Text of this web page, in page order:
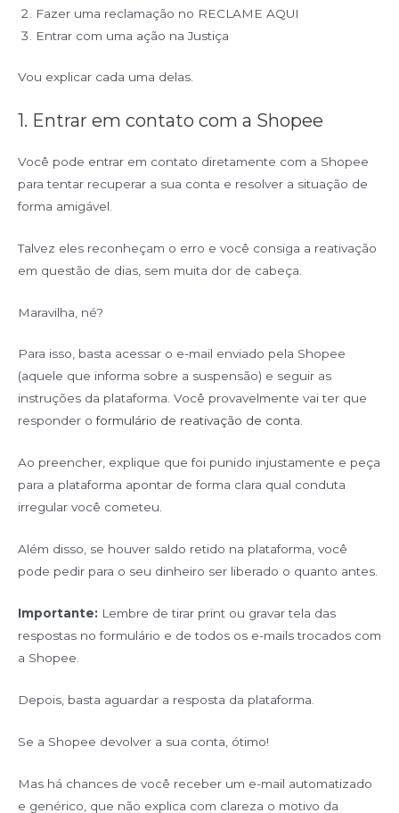
Fazer uma reclamação no RECLAME AQUI
Entrar com uma ação na Justiça
Vou explicar cada uma delas.
1. Entrar em contato com a Shopee
Você pode entrar em contato diretamente com a Shopee
para tentar recuperar a sua conta e resolver a situação de
forma amigável.
Talvez eles reconheçam o erro e você consiga a reativação
em questão de dias, sem muita dor de cabeça.
Maravilha, né?
Para isso, basta acessar o e-mail enviado pela Shopee
(aquele que informa sobre a suspensão) e seguir as
instruções da plataforma. Você provavelmente vai ter que
responder oformulário de reativação de conta.
Ao preencher, explique que foi punido injustamente e peça
para a plataforma apontar de forma clara qual conduta
irregular você cometeu.
Além disso, se houver saldo retido na plataforma, você
pode pedir para o seu dinheiro ser liberado o quanto antes.
Importante: Lembre de tirar print ou gravar tela das
respostas no formulário e de todos os e-mails trocados com
a Shopee.
Depois, basta aguardar a resposta da plataforma.
Se a Shopee devolver a sua conta, ótimo!
Mas há chances de você receber um e-mail automatizado
e genérico, que não explica com clareza o motivo da